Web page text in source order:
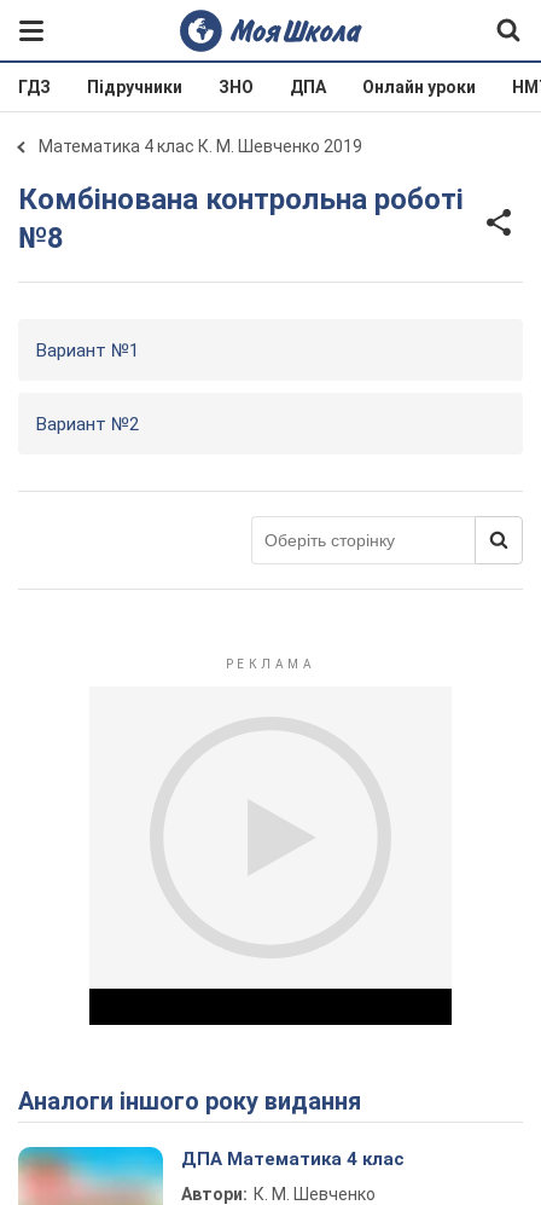
ГДЗ Підручники ЗНО ДПА Онлайн уроки
Математика 4 клас К. М. Шевченко 2019
Комбінована контрольна роботі
№8
Вариант №1
Вариант №2
Play Video
Аналоги іншого року видання
ДПА Математика 4 клас
Автори: К. М. Шевченко